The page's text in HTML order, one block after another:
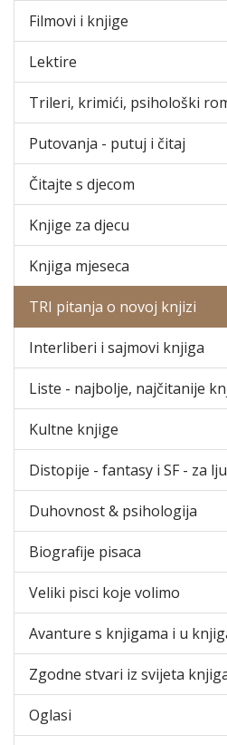
Filmovi i knjige
Lektire
Trileri, krimići, psihološki
Putovanja - putuj i čitaj
Čitajte s djecom
Knjige za djecu
Knjiga mjeseca
TRI pitanja o novoj knjizi
Interliberi i sajmovi knjiga
Liste - najbolje, najčitanije
Kultne knjige
Distopije - fantasy i SF - za
Duhovnost & psihologija
Biografije pisaca
Veliki pisci koje volimo
Avanture s knjigama i u
Zgodne stvari iz svijeta
Oglasi